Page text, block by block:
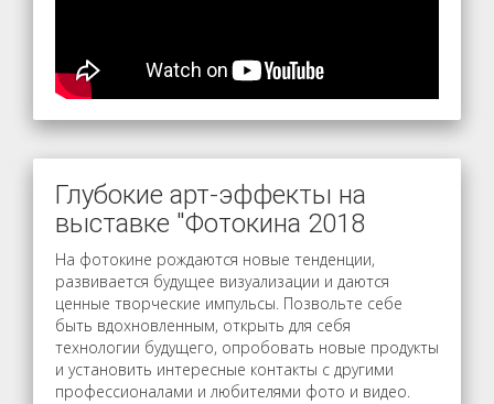
Глубокие арт-эффекты на
выставке "Фотокина 2018
На фотокине рождаются новые тенденции,
развивается будущее визуализации и даются
ценные творческие импульсы. Позвольте себе
быть вдохновленным, открыть для себя
технологии будущего, опробовать новые продукты
и установить интересные контакты с другими
профессионалами и любителями фото и видео.